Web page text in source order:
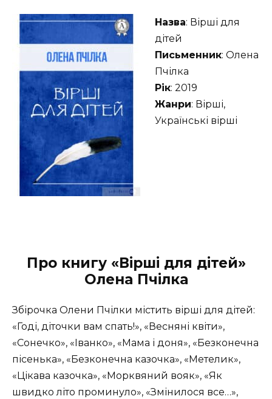
Назва: Вірші для
дітей
Письменник: Олена
Пчілка
Рік: 2019
Жанри: Вірші,
Українські вірші
Про книгу «Вірші для дітей»
Олена Пчілка
Збірочка Олени Пчілки містить вірші для дітей:
«Годі, діточки вам спать!», «Весняні квіти»,
«Сонечко», «Іванко», «Мама і доня», «Безконечна
пісенька», «Безконечна казочка», «Метелик»,
«Цікава казочка», «Морквяний вояк», «Як
швидко літо проминуло», «Змінилося все…»,